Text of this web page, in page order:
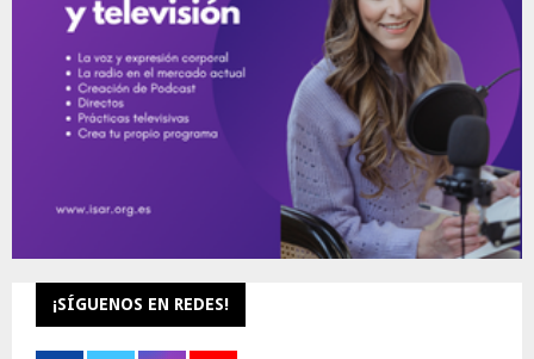
¡SÍGUENOS EN REDES!